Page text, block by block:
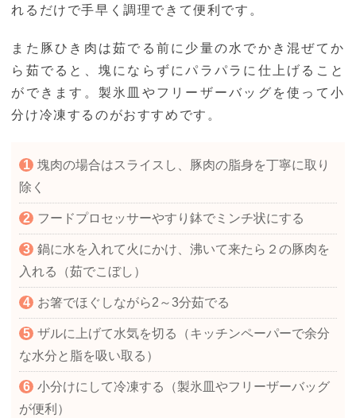
れるだけで手早く調理できて便利です。
また豚ひき肉は茹でる前に少量の水でかき混ぜてか
ら茹でると、塊にならずにパラパラに仕上げること
ができます。製氷皿やフリーザーバッグを使って小
分け冷凍するのがおすすめです。
塊肉の場合はスライスし、豚肉の脂身を丁寧に取り
除く
フードプロセッサーやすり鉢でミンチ状にする
鍋に水を入れて火にかけ、沸いて来たら２の豚肉を
入れる（茹でこぼし）
お箸でほぐしながら2～3分茹でる
ザルに上げて水気を切る（キッチンペーパーで余分
な水分と脂を吸い取る）
小分けにして冷凍する（製氷皿やフリーザーバッグ
が便利）